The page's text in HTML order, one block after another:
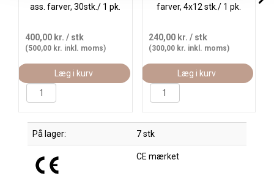
ass. farver, 30stk./ 1 pk.
400,00 kr. / stk
(500,00 kr. inkl. moms)
Læg i kurv
farver, 4x12 stk./ 1 pk.
240,00 kr. / stk
(300,00 kr. inkl. moms)
Læg i kurv
På lager: 7 stk
CE mærket